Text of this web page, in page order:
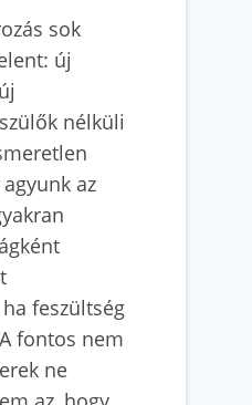
sok
új
nélküli
az
feszültség
fontos nem
ne